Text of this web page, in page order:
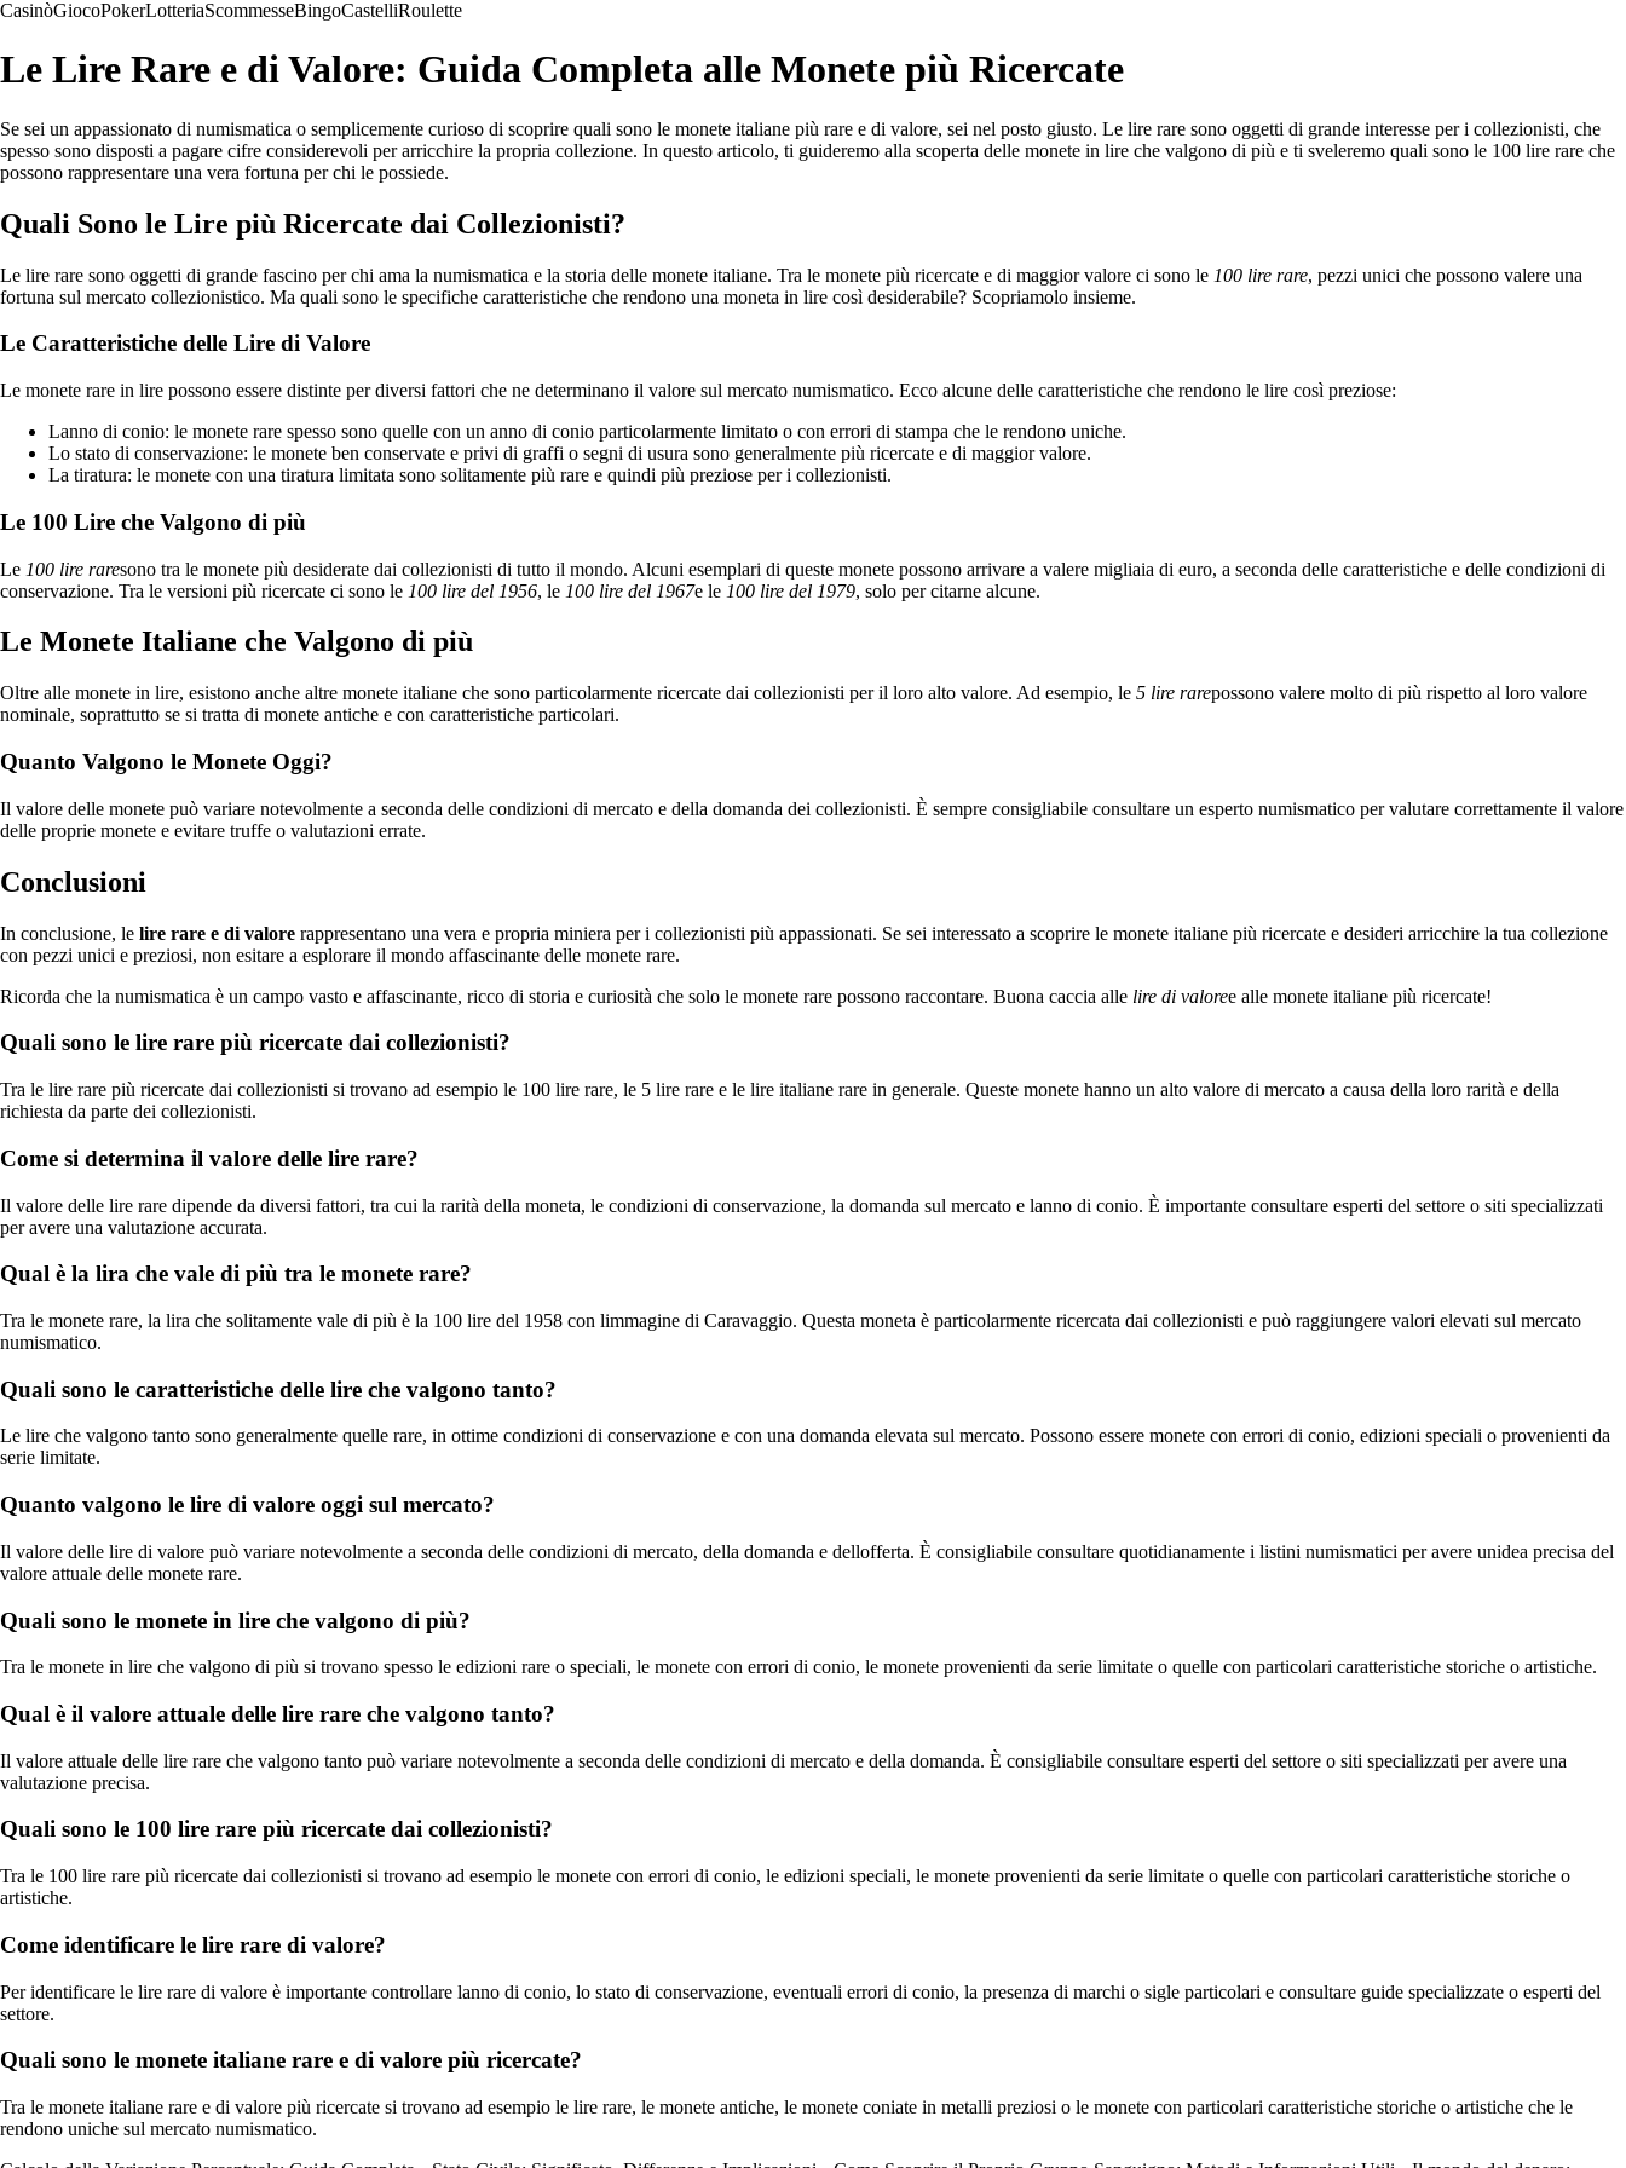
CasinòGiocoPokerLotteriaScommesseBingoCastelliRoulette
Le Lire Rare e di Valore: Guida Completa alle Monete più Ricercate
Se sei un appassionato di numismatica o semplicemente curioso di scoprire quali sono le monete italiane più rare e di valore, sei nel posto giusto. Le lire rare sono oggetti di grande interesse per i collezionisti, che
spesso sono disposti a pagare cifre considerevoli per arricchire la propria collezione. In questo articolo, ti guideremo alla scoperta delle monete in lire che valgono di più e ti sveleremo quali sono le 100 lire rare che
possono rappresentare una vera fortuna per chi le possiede.
Quali Sono le Lire più Ricercate dai Collezionisti?
Le lire rare sono oggetti di grande fascino per chi ama la numismatica e la storia delle monete italiane. Tra le monete più ricercate e di maggior valore ci sono le 100 lire rare, pezzi unici che possono valere una
fortuna sul mercato collezionistico. Ma quali sono le specifiche caratteristiche che rendono una moneta in lire così desiderabile? Scopriamolo insieme.
Le Caratteristiche delle Lire di Valore
Le monete rare in lire possono essere distinte per diversi fattori che ne determinano il valore sul mercato numismatico. Ecco alcune delle caratteristiche che rendono le lire così preziose:
Lanno di conio: le monete rare spesso sono quelle con un anno di conio particolarmente limitato o con errori di stampa che le rendono uniche.
Lo stato di conservazione: le monete ben conservate e privi di graffi o segni di usura sono generalmente più ricercate e di maggior valore.
La tiratura: le monete con una tiratura limitata sono solitamente più rare e quindi più preziose per i collezionisti.
Le 100 Lire che Valgono di più
Le 100 lire raresono tra le monete più desiderate dai collezionisti di tutto il mondo. Alcuni esemplari di queste monete possono arrivare a valere migliaia di euro, a seconda delle caratteristiche e delle condizioni di
conservazione. Tra le versioni più ricercate ci sono le 100 lire del 1956, le 100 lire del 1967e le 100 lire del 1979, solo per citarne alcune.
Le Monete Italiane che Valgono di più
Oltre alle monete in lire, esistono anche altre monete italiane che sono particolarmente ricercate dai collezionisti per il loro alto valore. Ad esempio, le 5 lire rarepossono valere molto di più rispetto al loro valore
nominale, soprattutto se si tratta di monete antiche e con caratteristiche particolari.
Quanto Valgono le Monete Oggi?
Il valore delle monete può variare notevolmente a seconda delle condizioni di mercato e della domanda dei collezionisti. È sempre consigliabile consultare un esperto numismatico per valutare correttamente il valore
delle proprie monete e evitare truffe o valutazioni errate.
Conclusioni
In conclusione, le lire rare e di valore rappresentano una vera e propria miniera per i collezionisti più appassionati. Se sei interessato a scoprire le monete italiane più ricercate e desideri arricchire la tua collezione
con pezzi unici e preziosi, non esitare a esplorare il mondo affascinante delle monete rare.
Ricorda che la numismatica è un campo vasto e affascinante, ricco di storia e curiosità che solo le monete rare possono raccontare. Buona caccia alle lire di valoree alle monete italiane più ricercate!
Quali sono le lire rare più ricercate dai collezionisti?
Tra le lire rare più ricercate dai collezionisti si trovano ad esempio le 100 lire rare, le 5 lire rare e le lire italiane rare in generale. Queste monete hanno un alto valore di mercato a causa della loro rarità e della
richiesta da parte dei collezionisti.
Come si determina il valore delle lire rare?
Il valore delle lire rare dipende da diversi fattori, tra cui la rarità della moneta, le condizioni di conservazione, la domanda sul mercato e lanno di conio. È importante consultare esperti del settore o siti specializzati
per avere una valutazione accurata.
Qual è la lira che vale di più tra le monete rare?
Tra le monete rare, la lira che solitamente vale di più è la 100 lire del 1958 con limmagine di Caravaggio. Questa moneta è particolarmente ricercata dai collezionisti e può raggiungere valori elevati sul mercato
numismatico.
Quali sono le caratteristiche delle lire che valgono tanto?
Le lire che valgono tanto sono generalmente quelle rare, in ottime condizioni di conservazione e con una domanda elevata sul mercato. Possono essere monete con errori di conio, edizioni speciali o provenienti da
serie limitate.
Quanto valgono le lire di valore oggi sul mercato?
Il valore delle lire di valore può variare notevolmente a seconda delle condizioni di mercato, della domanda e dellofferta. È consigliabile consultare quotidianamente i listini numismatici per avere unidea precisa del
valore attuale delle monete rare.
Quali sono le monete in lire che valgono di più?
Tra le monete in lire che valgono di più si trovano spesso le edizioni rare o speciali, le monete con errori di conio, le monete provenienti da serie limitate o quelle con particolari caratteristiche storiche o artistiche.
Qual è il valore attuale delle lire rare che valgono tanto?
Il valore attuale delle lire rare che valgono tanto può variare notevolmente a seconda delle condizioni di mercato e della domanda. È consigliabile consultare esperti del settore o siti specializzati per avere una
valutazione precisa.
Quali sono le 100 lire rare più ricercate dai collezionisti?
Tra le 100 lire rare più ricercate dai collezionisti si trovano ad esempio le monete con errori di conio, le edizioni speciali, le monete provenienti da serie limitate o quelle con particolari caratteristiche storiche o
artistiche.
Come identificare le lire rare di valore?
Per identificare le lire rare di valore è importante controllare lanno di conio, lo stato di conservazione, eventuali errori di conio, la presenza di marchi o sigle particolari e consultare guide specializzate o esperti del
settore.
Quali sono le monete italiane rare e di valore più ricercate?
Tra le monete italiane rare e di valore più ricercate si trovano ad esempio le lire rare, le monete antiche, le monete coniate in metalli preziosi o le monete con particolari caratteristiche storiche o artistiche che le
rendono uniche sul mercato numismatico.